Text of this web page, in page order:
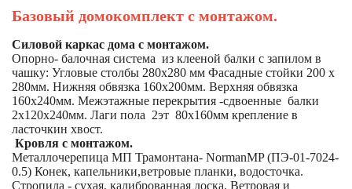
Базовый домокомплект с монтажом.
Силовой каркас дома с монтажом.
Опорно- балочная система из клееной балки с запилом в
чашку: Угловые столбы 280х280 мм Фасадные стойки 200 х
280мм. Нижняя обвязка 160х200мм. Верхняя обвязка
160х240мм. Межэтажные перекрытия -сдвоенные балки
2х120х240мм. Лаги пола 2эт 80х160мм крепление в
ласточкин хвост.
Кровля с монтажом.
Металлочерепица МП Трамонтана- NormanMP (ПЭ-01-7024-
0.5) Конек, капельники,ветровые планки, водосточка.
Стропила - сухая, калиброванная доска. Ветровая и